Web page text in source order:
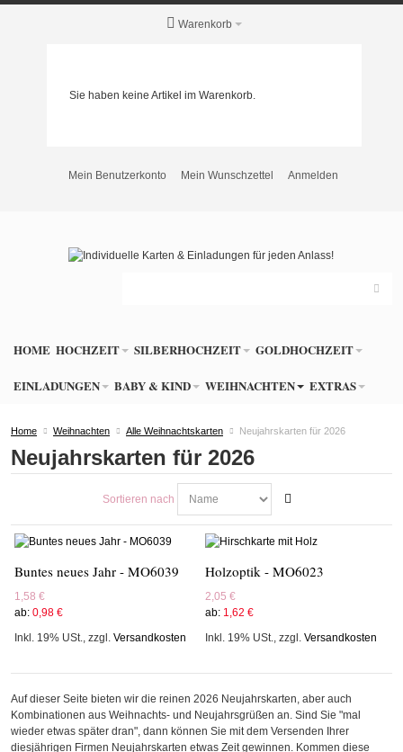
Warenkorb
Sie haben keine Artikel im Warenkorb.
Mein Benutzerkonto Mein Wunschzettel Anmelden
HOME HOCHZEIT SILBERHOCHZEIT GOLDHOCHZEIT
EINLADUNGEN BABY & KIND WEIHNACHTEN EXTRAS
Home Weihnachten Alle Weihnachtskarten Neujahrskarten für 2026
Neujahrskarten für 2026
Sortieren nach
Buntes neues Jahr - MO6039
1,58 €
ab: 0,98 €
Inkl. 19% USt.,zzgl.Versandkosten
Holzoptik - MO6023
2,05 €
ab: 1,62 €
Inkl. 19% USt.,zzgl.Versandkosten
Auf dieser Seite bieten wir die reinen 2026 Neujahrskarten, aber auch
Kombinationen aus Weihnachts- und Neujahrsgrüßen an. Sind Sie "mal
wieder etwas später dran", dann können Sie mit dem Versenden Ihrer
diesjährigen Firmen Neujahrskarten etwas Zeit gewinnen. Kommen diese